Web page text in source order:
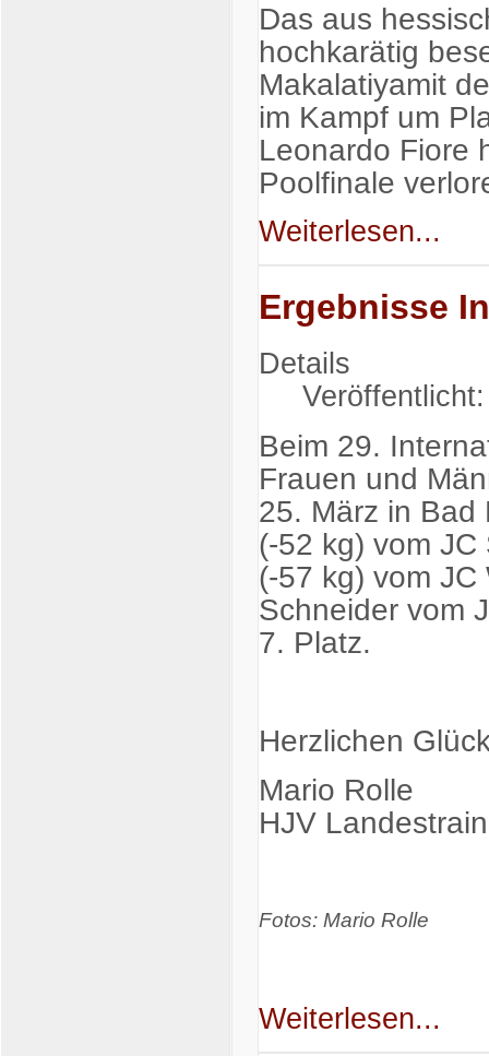
Das aus
hochkarätig
Makalatiyamit
im Kampf um
Leonardo Fiore
Poolfinale
Weiterlesen...
Ergebnisse
Details
Beim 29.
Frauen und
25. März in Bad
(-52 kg) vom
(-57 kg) vom
Schneider vom
7. Platz.
Herzlichen
Mario Rolle
HJV
Fotos: Mario Rolle
Weiterlesen...